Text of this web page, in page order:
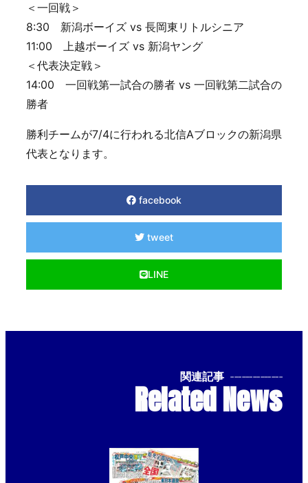
＜一回戦＞
8:30 新潟ボーイズ vs 長岡東リトルシニア
11:00 上越ボーイズ vs 新潟ヤング
＜代表決定戦＞
14:00 一回戦第一試合の勝者 vs 一回戦第二試合の
勝者
勝利チームが7/4に行われる北信Aブロックの新潟県
代表となります。
facebook
tweet
LINE
関連記事 --------------
Related News